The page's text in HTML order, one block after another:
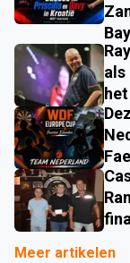
als
Meer artikelen